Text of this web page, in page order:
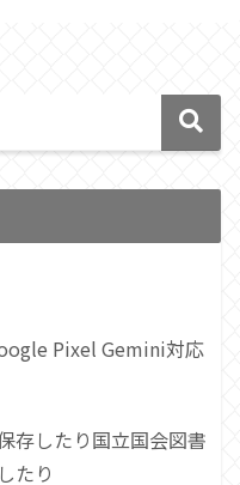
Pixel Gemini対応
存したり国立国会図書
たり